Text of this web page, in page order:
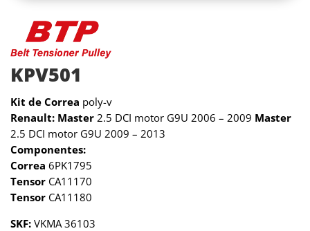
KPV501
Kit de Correa poly-v
Renault: Master 2.5 DCI motor G9U 2006 – 2009 Master
2.5 DCI motor G9U 2009 – 2013
Componentes:
Correa 6PK1795
Tensor CA11170
Tensor CA11180
SKF: VKMA 36103